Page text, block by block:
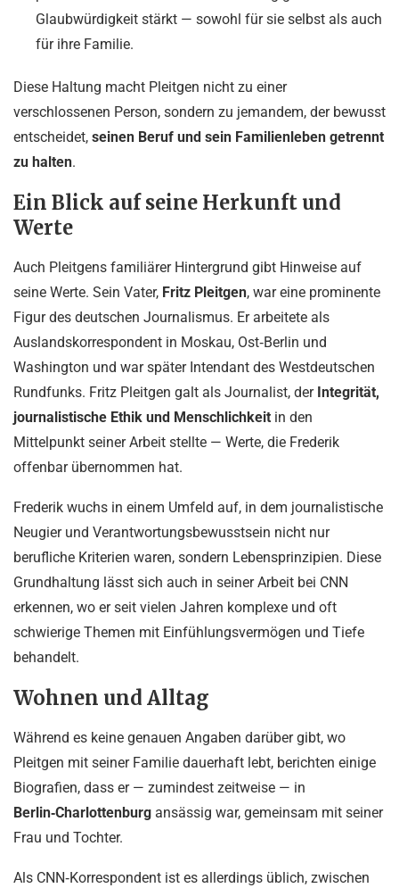
Glaubwürdigkeit stärkt — sowohl für sie selbst als auch
für ihre Familie.
Diese Haltung macht Pleitgen nicht zu einer
verschlossenen Person, sondern zu jemandem, der bewusst
entscheidet, seinen Beruf und sein Familienleben getrennt
zu halten.
Ein Blick auf seine Herkunft und
Werte
Auch Pleitgens familiärer Hintergrund gibt Hinweise auf
seine Werte. Sein Vater, Fritz Pleitgen, war eine prominente
Figur des deutschen Journalismus. Er arbeitete als
Auslandskorrespondent in Moskau, Ost‑Berlin und
Washington und war später Intendant des Westdeutschen
Rundfunks. Fritz Pleitgen galt als Journalist, der Integrität,
journalistische Ethik und Menschlichkeit in den
Mittelpunkt seiner Arbeit stellte — Werte, die Frederik
offenbar übernommen hat.
Frederik wuchs in einem Umfeld auf, in dem journalistische
Neugier und Verantwortungsbewusstsein nicht nur
berufliche Kriterien waren, sondern Lebensprinzipien. Diese
Grundhaltung lässt sich auch in seiner Arbeit bei CNN
erkennen, wo er seit vielen Jahren komplexe und oft
schwierige Themen mit Einfühlungsvermögen und Tiefe
behandelt.
Wohnen und Alltag
Während es keine genauen Angaben darüber gibt, wo
Pleitgen mit seiner Familie dauerhaft lebt, berichten einige
Biografien, dass er — zumindest zeitweise — in
Berlin‑Charlottenburg ansässig war, gemeinsam mit seiner
Frau und Tochter.
Als CNN‑Korrespondent ist es allerdings üblich, zwischen